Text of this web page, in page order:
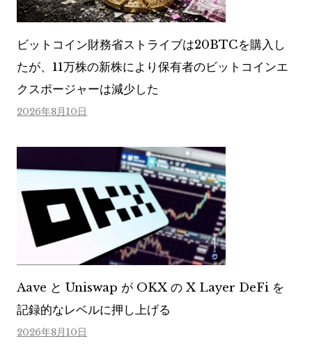
ビットコイン財務省ストライブは20BTCを購入し
たが、11万株の新株により保有者のビットコインエ
クスポージャーは減少した
2026年8月10日
Aave と Uniswap が OKX の X Layer DeFi を
記録的なレベルに押し上げる
2026年8月10日